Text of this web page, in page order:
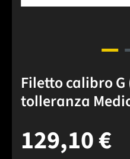
Filetto calibro G
tolleranza
129,10 €